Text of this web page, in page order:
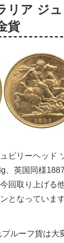
リア ジ
貨
ビリーヘッド
、英国同様
回取り上げる
となっています
プルーフ貨は大